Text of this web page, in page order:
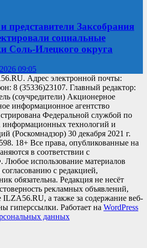
представители Заксобрания
социальные
Соль-Илецкого округа
09:05
Адрес электронной почты:
8 (35336)23107. Главный редактор:
(соучредители) Акционерное
информационное агентство
Федеральной службой по
информационных технологий и
(Роскомнадзор) 30 декабря 2021 г.
18+ Все права, опубликованные на
в соответствии с
Любое использование материалов
согласованию с редакцией,
обязательна. Редакция не несёт
рекламных объявлений,
а также за содержание веб-
гиперссылки. Работает на WordPress
данных